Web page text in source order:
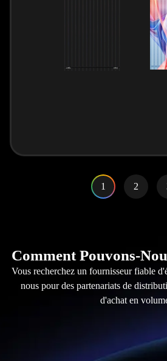
1 2
Comment Pouvons-
Vous recherchez un fournisseur fiable
nous pour des partenariats de
d'achat en